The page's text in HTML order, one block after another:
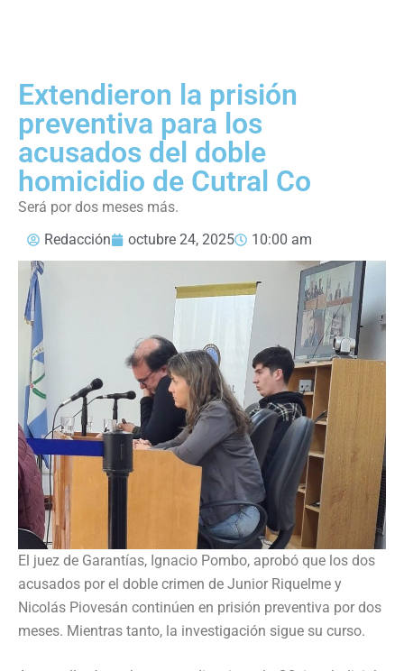
Extendieron la prisión
preventiva para los
acusados del doble
homicidio de Cutral Co
Será por dos meses más.
Redacción
octubre 24, 2025 10:00 am
El juez de Garantías, Ignacio Pombo, aprobó que los dos
acusados por el doble crimen de Junior Riquelme y
Nicolás Piovesán continúen en prisión preventiva por dos
meses. Mientras tanto, la investigación sigue su curso.